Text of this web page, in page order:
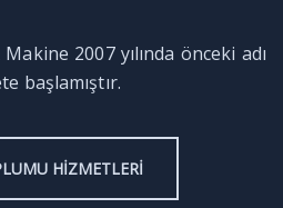
2007 yılında önceki adı
başlamıştır.
HIZMETLERI